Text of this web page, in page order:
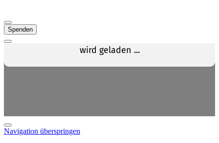
Spenden
Navigation überspringen